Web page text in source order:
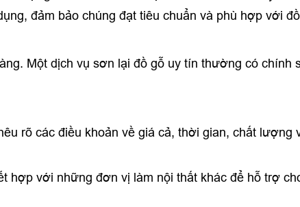
đảm bảo chúng đạt tiêu chuẩn và phù hợp với
Một dịch vụ sơn lại đồ gỗ uy tín thường có chính
rõ các điều khoản về giá cả, thời gian, chất lượng
hợp với những đơn vị làm nội thất khác để hỗ trợ